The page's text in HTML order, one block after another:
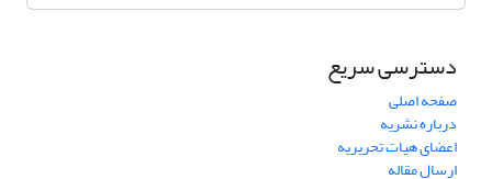
دسترسی سریع
صفحه اصلی
درباره نشریه
اعضای هیات تحریریه
ارسال مقاله